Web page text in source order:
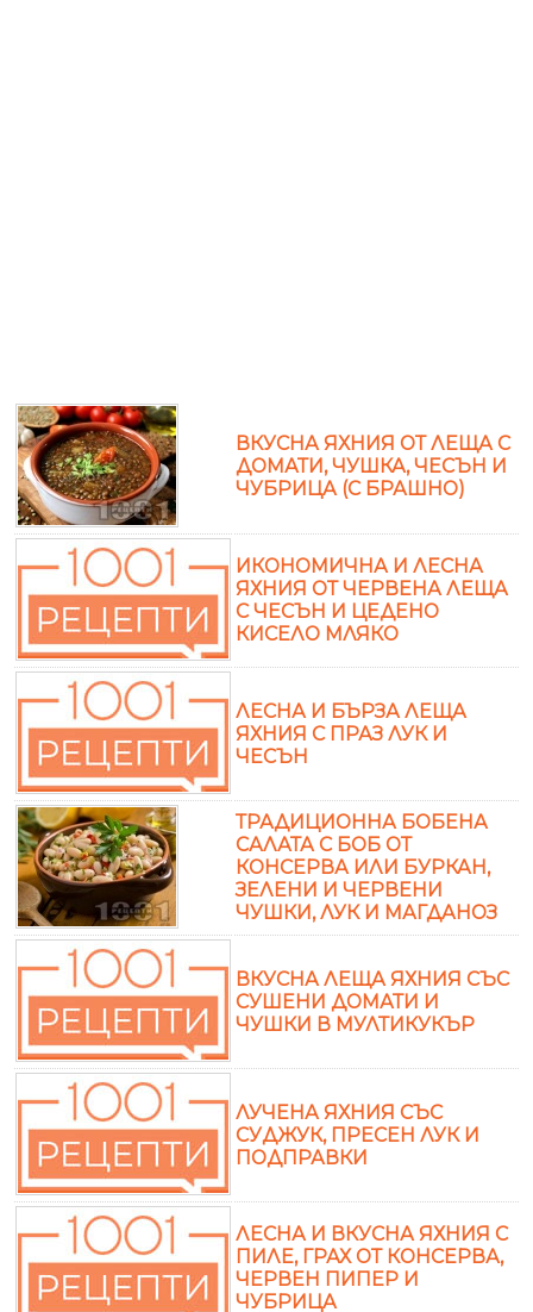
ВКУСНА ЯХНИЯ ОТ ЛЕЩА С
ДОМАТИ, ЧУШКА, ЧЕСЪН И
ЧУБРИЦА (С БРАШНО)
ИКОНОМИЧНА И ЛЕСНА
ЯХНИЯ ОТ ЧЕРВЕНА ЛЕЩА
С ЧЕСЪН И ЦЕДЕНО
КИСЕЛО МЛЯКО
ЛЕСНА И БЪРЗА ЛЕЩА
ЯХНИЯ С ПРАЗ ЛУК И
ЧЕСЪН
ТРАДИЦИОННА БОБЕНА
САЛАТА С БОБ ОТ
КОНСЕРВА ИЛИ БУРКАН,
ЗЕЛЕНИ И ЧЕРВЕНИ
ЧУШКИ, ЛУК И МАГДАНОЗ
ВКУСНА ЛЕЩА ЯХНИЯ СЪС
СУШЕНИ ДОМАТИ И
ЧУШКИ В МУЛТИКУКЪР
ЛУЧЕНА ЯХНИЯ СЪС
СУДЖУК, ПРЕСЕН ЛУК И
ПОДПРАВКИ
ЛЕСНА И ВКУСНА ЯХНИЯ С
ПИЛЕ, ГРАХ ОТ КОНСЕРВА,
ЧЕРВЕН ПИПЕР И
ЧУБРИЦА